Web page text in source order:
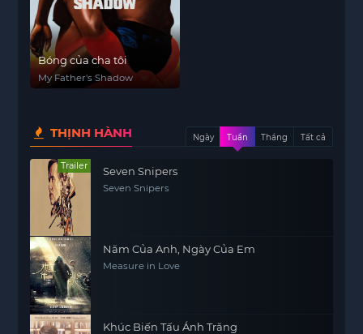
Bóng của cha tôi
My Father's Shadow
THỊNH HÀNH Ngày Tuần Tháng Tất cả
Trailer Seven Snipers
Seven Snipers
Năm Của Anh, Ngày Của Em
Measure in Love
Khúc Biến Tấu Ánh Trăng